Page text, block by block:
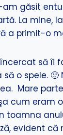
găsit
La
a primit-o
să îi
să o spele.
Mare
cum eram
toamna
evident